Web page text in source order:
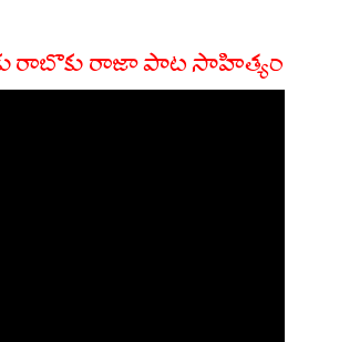
రాబొకు రాజా పాట సాహిత్యం